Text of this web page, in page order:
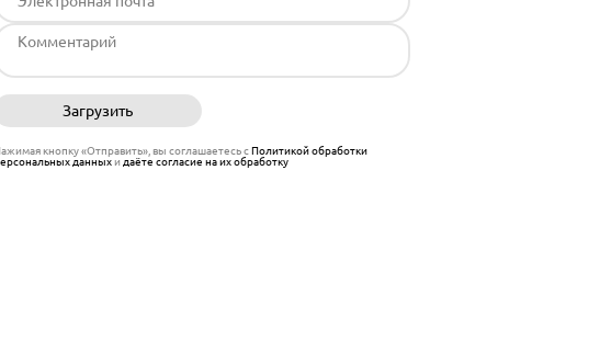
Загрузить
кнопку «Отправить», вы соглашаетесь сПолитикой обработки
данныхи даёте согласие на их обработку